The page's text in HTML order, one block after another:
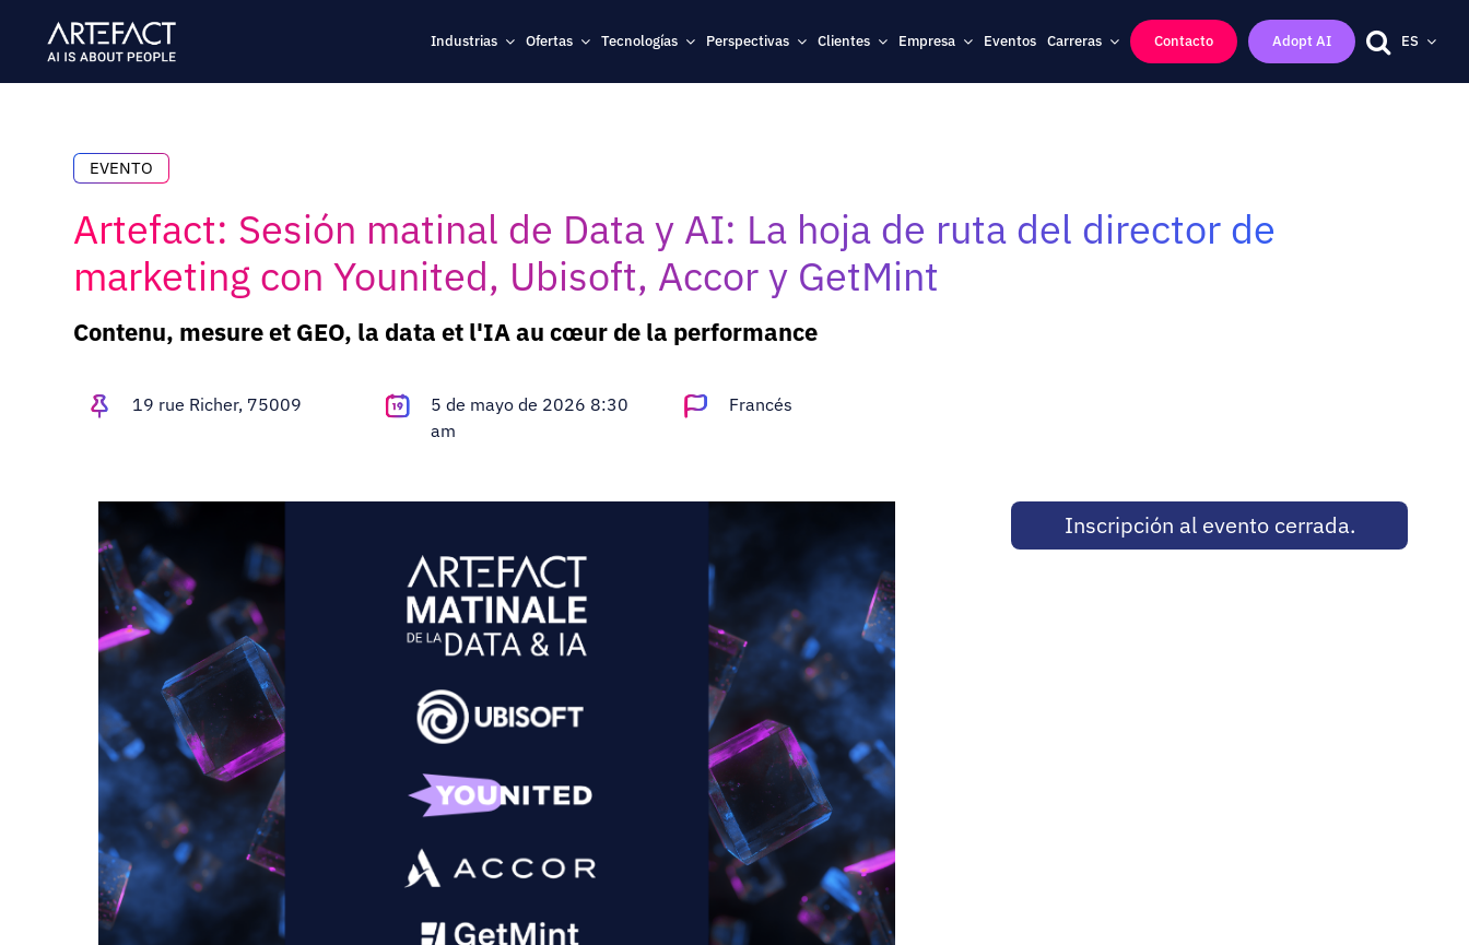
contenido
Industrias Ofertas Tecnologías Perspectivas Clientes Empresa Eventos Carreras Contacto Adopt AI ES
EVENTO
Artefact: Sesión matinal de Data y AI: La hoja de ruta del director de
marketing con Younited, Ubisoft, Accor y GetMint
Contenu, mesure et GEO, la data et l'IA au cœur de la performance
19 rue Richer, 75009
5 de mayo de 2026 8:30
am
Francés
Inscripción al evento cerrada.